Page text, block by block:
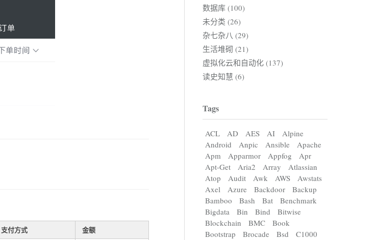
支付方式 金额
数据库 (100)
未分类 (26)
杂七杂八 (29)
生活堆砌 (21)
虚拟化云和自动化 (137)
读史知慧 (6)
Tags
ACL AD AES AI
Alpine
Android
Anpic Ansible
Apache
Apm
Apparmor Appfog
Apr
Apt-Get
Aria2 Array
Atlassian
Atop
Audit Awk AWS
Awstats
Axel
Azure Backdoor
Backup
Bamboo
Bash Bat
Benchmark
Bigdata
Bin Bind
Bitwise
Blockchain
BMC
Book
Bootstrap
Brocade Bsd
C1000